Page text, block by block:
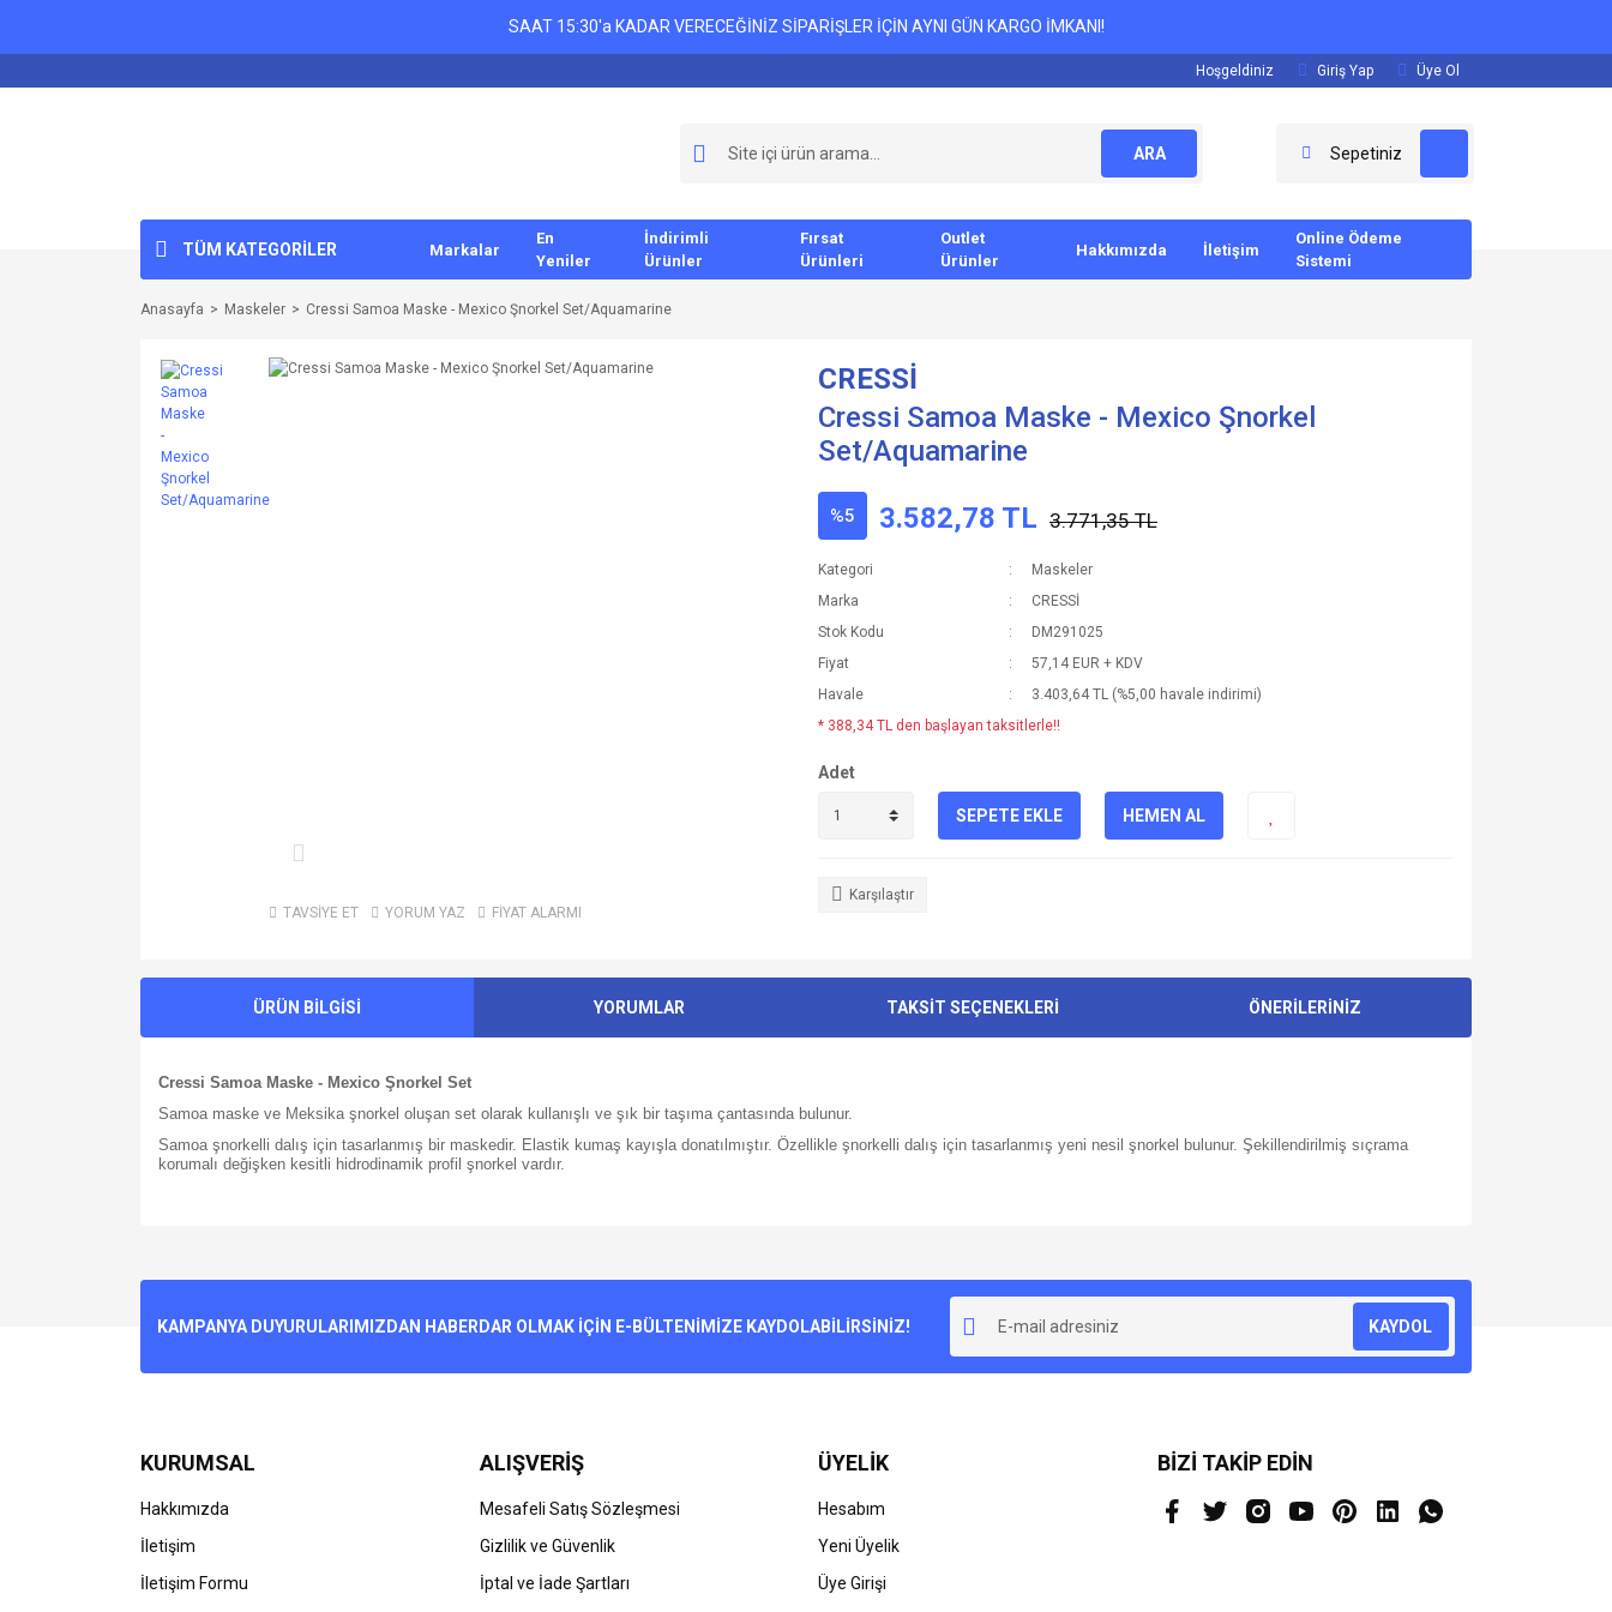
SAAT 15:30'a KADAR VERECEĞİNİZ SİPARİŞLER İÇİN AYNI GÜN KARGO İMKANI!
Hoşgeldiniz Giriş Yap Üye Ol
ARA Sepetiniz
TÜM KATEGORİLER Markalar
En
Yeniler
İndirimli
Ürünler
Fırsat
Ürünleri
Outlet
Ürünler
Hakkımızda İletişim
Online Ödeme
Sistemi
Anasayfa Maskeler Cressi Samoa Maske - Mexico Şnorkel Set/Aquamarine
TAVSİYE ET YORUM YAZ FİYAT ALARMI
CRESSİ
Cressi Samoa Maske - Mexico Şnorkel
Set/Aquamarine
%5 3.582,78 TL 3.771,35 TL
Kategori
Maskeler
Marka
CRESSİ
Stok Kodu
DM291025
Fiyat
57,14 EUR + KDV
Havale
3.403,64 TL (%5,00 havale indirimi)
* 388,34 TL den başlayan taksitlerle!!
Adet
SEPETE EKLE HEMEN AL
Karşılaştır
ÜRÜN BİLGİSİ YORUMLAR TAKSİT SEÇENEKLERİ ÖNERİLERİNİZ
Cressi Samoa Maske - Mexico Şnorkel Set
Samoa maske ve Meksika şnorkel oluşan set olarak kullanışlı ve şık bir taşıma çantasında bulunur.
Samoa şnorkelli dalış için tasarlanmış bir maskedir. Elastik kumaş kayışla donatılmıştır. Özellikle şnorkelli dalış için tasarlanmış yeni nesil şnorkel bulunur. Şekillendirilmiş sıçrama
korumalı değişken kesitli hidrodinamik profil şnorkel vardır.
Ürün resmi kalitesiz, bozuk veya görüntülenemiyor.
Bu ürüne benzer farklı alternatifler olmalı.
KAMPANYA DUYURULARIMIZDAN HABERDAR OLMAK İÇİN E-BÜLTENİMİZE KAYDOLABİLİRSİNİZ! KAYDOL
KURUMSAL
Hakkımızda
İletişim
İletişim Formu
ALIŞVERİŞ
Mesafeli Satış Sözleşmesi
Gizlilik ve Güvenlik
İptal ve İade Şartları
ÜYELİK
Hesabım
Yeni Üyelik
Üye Girişi
BİZİ TAKİP EDİN